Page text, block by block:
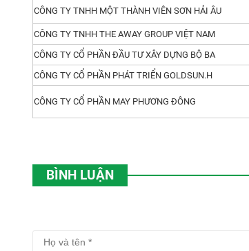
CÔNG TY TNHH MỘT THÀNH VIÊN SƠN HẢI ÂU
CÔNG TY TNHH THE AWAY GROUP VIỆT NAM
CÔNG TY CỔ PHẦN ĐẦU TƯ XÂY DỰNG BỘ BA
CÔNG TY CỔ PHẦN PHÁT TRIỂN GOLDSUN.H
CÔNG TY CỔ PHẦN MAY PHƯƠNG ĐÔNG
BÌNH LUẬN